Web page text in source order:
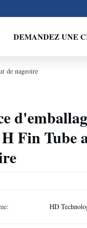
DEMANDEZ UNE
de nageoire
Fin Tube
HD